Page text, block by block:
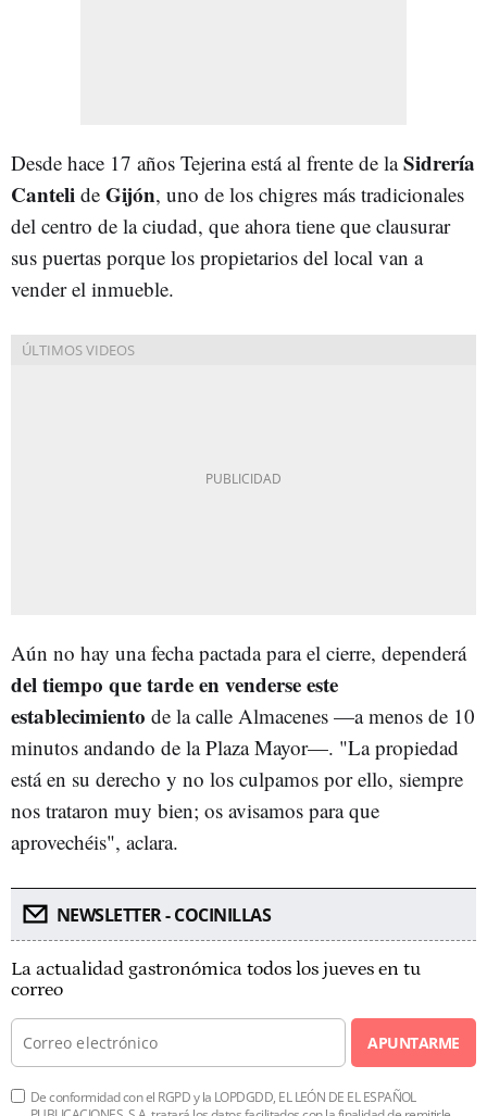
Desde hace 17 años Tejerina está al frente de laSidrería
Canteli de Gijón, uno de los chigres más tradicionales
del centro de la ciudad, que ahora tiene que clausurar
sus puertas porque los propietarios del local van a
vender el inmueble.
Aún no hay una fecha pactada para el cierre, dependerá
del tiempo que tarde en venderse este
establecimiento de la calle Almacenes —a menos de 10
minutos andando de la Plaza Mayor—. "La propiedad
está en su derecho y no los culpamos por ello, siempre
nos trataron muy bien; os avisamos para que
aprovechéis", aclara.
NEWSLETTER - COCINILLAS
La actualidad gastronómica todos los jueves en tu
correo
APUNTARME
De conformidad con el RGPD y la LOPDGDD, EL LEÓN DE EL ESPAÑOL